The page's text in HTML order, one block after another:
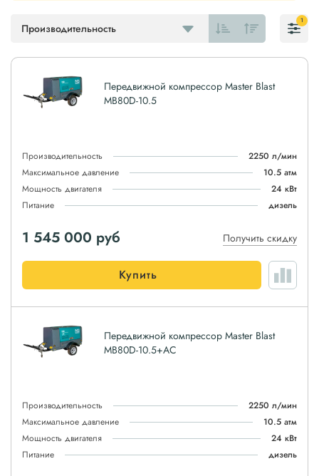
Производительность
1
Передвижной компрессор Master Blast
MB80D-10.5
Производительность
2250 л/мин
Максимальное давление
10.5 атм
Мощность двигателя
24 кВт
Питание
дизель
1 545 000 руб Получить скидку
Купить
Передвижной компрессор Master Blast
MB80D-10.5+AC
Производительность
2250 л/мин
Максимальное давление
10.5 атм
Мощность двигателя
24 кВт
Питание
дизель